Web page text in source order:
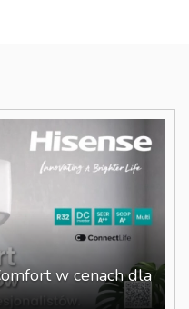
w cenach dla